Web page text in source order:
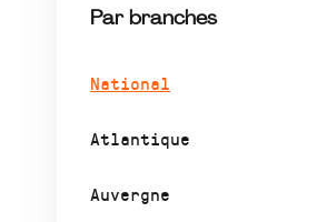
Par branches
National
Atlantique
Auvergne